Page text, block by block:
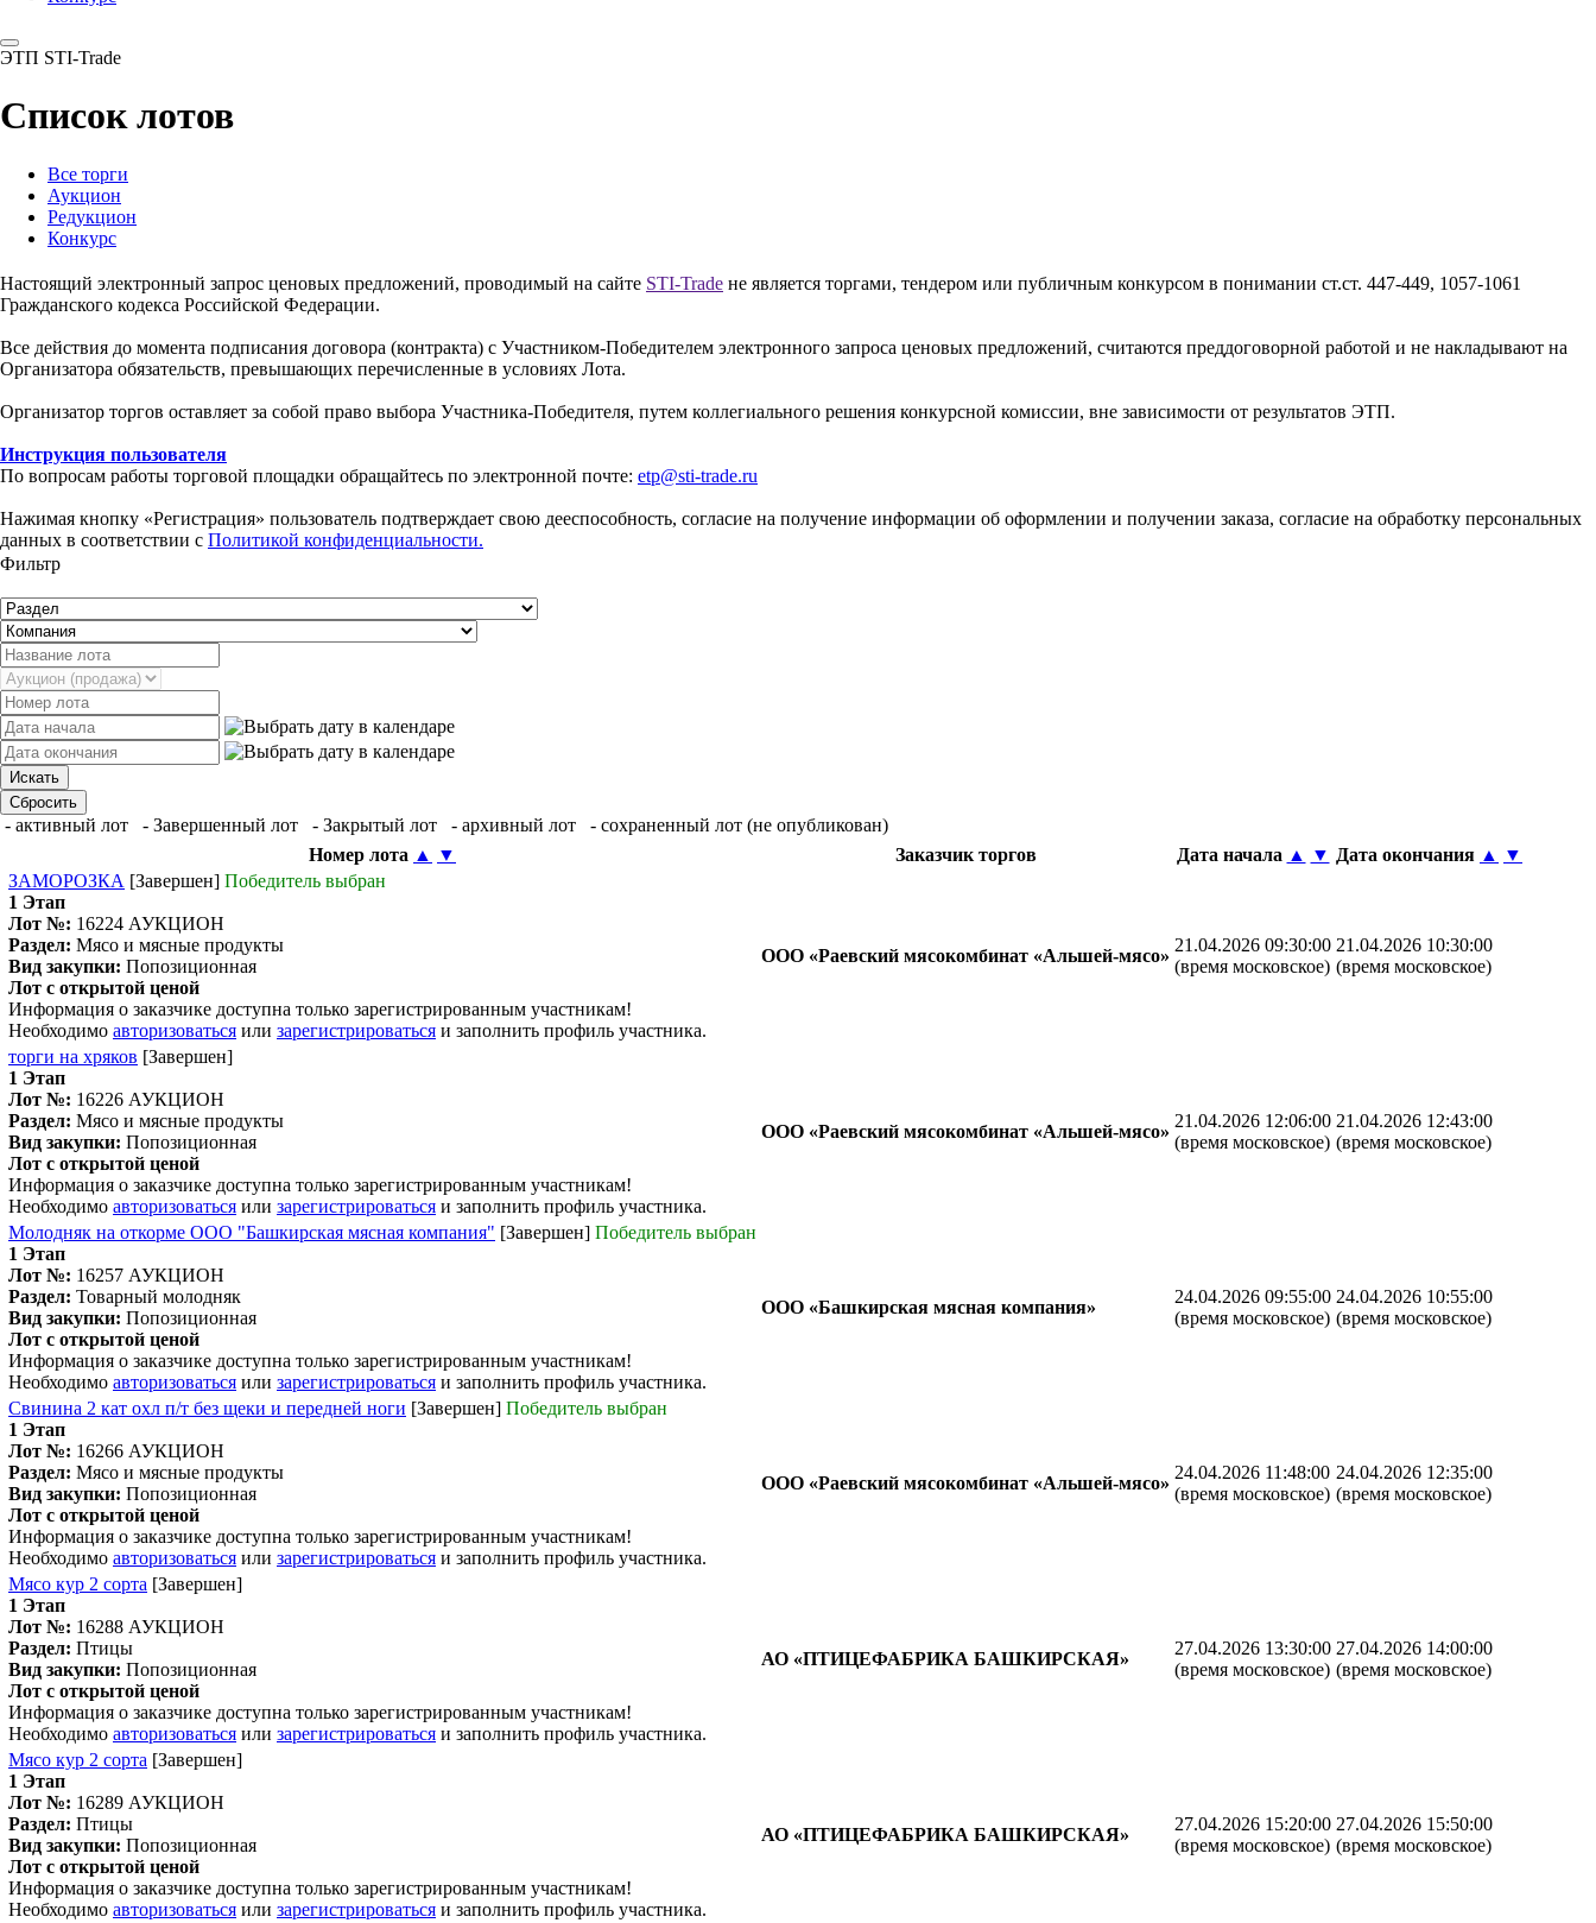
ЭТП STI-Trade
Список лотов
Все торги
Аукцион
Редукцион
Конкурс
Настоящий электронный запрос ценовых предложений, проводимый на сайте STI-Trade не является торгами, тендером или публичным конкурсом в понимании ст.ст. 447-449, 1057-1061
Гражданского кодекса Российской Федерации.
Все действия до момента подписания договора (контракта) с Участником-Победителем электронного запроса ценовых предложений, считаются преддоговорной работой и не накладывают на
Организатора обязательств, превышающих перечисленные в условиях Лота.
Организатор торгов оставляет за собой право выбора Участника-Победителя, путем коллегиального решения конкурсной комиссии, вне зависимости от результатов ЭТП.
Инструкция пользователя
По вопросам работы торговой площадки обращайтесь по электронной почте: etp@sti-trade.ru
Нажимая кнопку «Регистрация» пользователь подтверждает свою дееспособность, согласие на получение информации об оформлении и получении заказа, согласие на обработку персональных
данных в соответствии с Политикой конфиденциальности.
Фильтр
- активный лот - Завершенный лот - Закрытый лот - архивный лот
- сохраненный лот (не опубликован)
Номер лота ▲ ▼ Заказчик торгов Дата начала ▲ ▼ Дата окончания ▲
▼
ЗАМОРОЗКА [Завершен] Победитель выбран
1 Этап
Лот №: 16224 АУКЦИОН
Раздел: Мясо и мясные продукты
Вид закупки: Попозиционная
Лот с открытой ценой
Информация о заказчике доступна только зарегистрированным участникам!
Необходимо авторизоваться или зарегистрироваться и заполнить профиль участника.
ООО «Раевский мясокомбинат «Альшей-мясо»
21.04.2026 09:30:00
(время московское)
21.04.2026 10:30:00
(время московское)
торги на хряков [Завершен]
1 Этап
Лот №: 16226 АУКЦИОН
Раздел: Мясо и мясные продукты
Вид закупки: Попозиционная
Лот с открытой ценой
Информация о заказчике доступна только зарегистрированным участникам!
Необходимо авторизоваться или зарегистрироваться и заполнить профиль участника.
ООО «Раевский мясокомбинат «Альшей-мясо»
21.04.2026 12:06:00
(время московское)
21.04.2026 12:43:00
(время московское)
Молодняк на откорме ООО "Башкирская мясная компания" [Завершен] Победитель выбран
1 Этап
Лот №: 16257 АУКЦИОН
Раздел: Товарный молодняк
Вид закупки: Попозиционная
Лот с открытой ценой
Информация о заказчике доступна только зарегистрированным участникам!
Необходимо авторизоваться или зарегистрироваться и заполнить профиль участника.
ООО «Башкирская мясная компания»
24.04.2026 09:55:00
(время московское)
24.04.2026 10:55:00
(время московское)
Свинина 2 кат охл п/т без щеки и передней ноги [Завершен] Победитель выбран
1 Этап
Лот №: 16266 АУКЦИОН
Раздел: Мясо и мясные продукты
Вид закупки: Попозиционная
Лот с открытой ценой
Информация о заказчике доступна только зарегистрированным участникам!
Необходимо авторизоваться или зарегистрироваться и заполнить профиль участника.
ООО «Раевский мясокомбинат «Альшей-мясо»
24.04.2026 11:48:00
(время московское)
24.04.2026 12:35:00
(время московское)
Мясо кур 2 сорта [Завершен]
1 Этап
Лот №: 16288 АУКЦИОН
Раздел: Птицы
Вид закупки: Попозиционная
Лот с открытой ценой
Информация о заказчике доступна только зарегистрированным участникам!
Необходимо авторизоваться или зарегистрироваться и заполнить профиль участника.
АО «ПТИЦЕФАБРИКА БАШКИРСКАЯ»
27.04.2026 13:30:00
(время московское)
27.04.2026 14:00:00
(время московское)
Мясо кур 2 сорта [Завершен]
1 Этап
Лот №: 16289 АУКЦИОН
Раздел: Птицы
Вид закупки: Попозиционная
Лот с открытой ценой
Информация о заказчике доступна только зарегистрированным участникам!
Необходимо авторизоваться или зарегистрироваться и заполнить профиль участника.
АО «ПТИЦЕФАБРИКА БАШКИРСКАЯ»
27.04.2026 15:20:00
(время московское)
27.04.2026 15:50:00
(время московское)